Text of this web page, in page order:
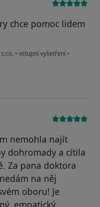
chce pomoc lidem
• vstupní vyšetření •
nemohla najít
dohromady a cítila
Za pana doktora
na něj
oboru! Je
empatický,